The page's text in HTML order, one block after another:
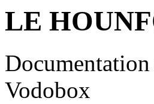
LE
Vodobox